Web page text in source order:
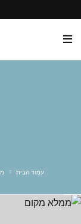
עמוד הבית